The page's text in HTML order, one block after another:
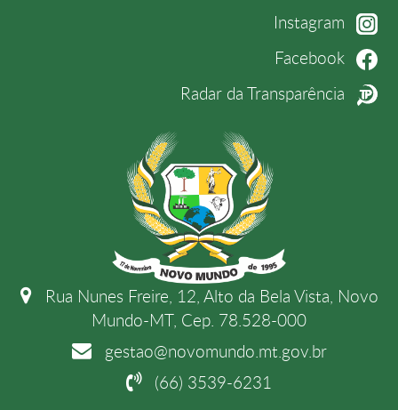
Instagram
Facebook
Radar da Transparência
Rua Nunes Freire, 12, Alto da Bela Vista, Novo
Mundo-MT, Cep. 78.528-000
gestao@novomundo.mt.gov.br
(66) 3539-6231